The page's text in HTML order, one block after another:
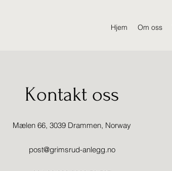
Hjem Om oss
Kontakt oss
Mælen 66, 3039 Drammen, Norway
post@grimsrud-anlegg.no